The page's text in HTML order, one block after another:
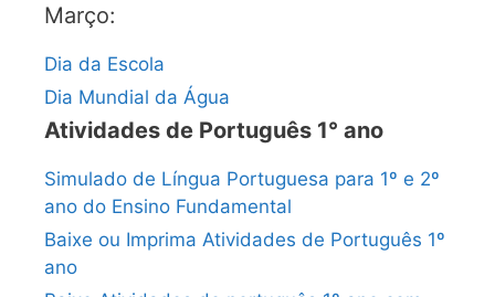
Março:
Dia da Escola
Dia Mundial da Água
Atividades de Português 1° ano
Simulado de Língua Portuguesa para 1º e 2º
ano do Ensino Fundamental
Baixe ou Imprima Atividades de Português 1º
ano